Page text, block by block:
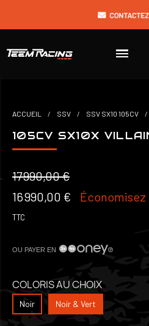
ACCUEIL SSV SSV SX10 105CV
105CV SX10X
17 990,00 €
16 990,00 €
Économisez
TTC
OU PAYER EN
COLORIS AU CHOIX
Noir Noir & Vert